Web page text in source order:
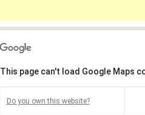
This page can't load Google Maps
Do you own this website?